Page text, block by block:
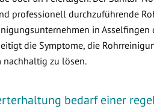
professionell durchzuführende
in
die Symptome, die
nachhaltig zu lösen.
bedarf einer